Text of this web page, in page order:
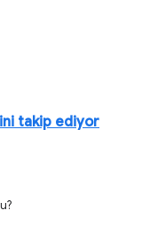
takip ediyor